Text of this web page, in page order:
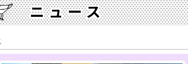
ニュース